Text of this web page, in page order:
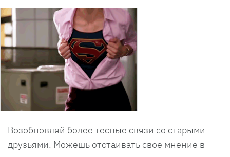
Возобновляй более тесные связи со старыми
друзьями. Можешь отстаивать свое мнение в